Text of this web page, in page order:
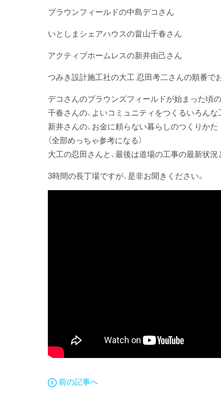
ブラウンフィールドの中島デコさん
いとしまシェアハウスの畠山千春さん
アクティブホームレスの新井由己さん
つみき設計施工社の大工 忍田考二さんの順番で
デコさんのブラウンズフィールドが始まった頃
千春さんの、よいコミュニティをつくるいろんな
新井さんの、お金に頼らない暮らしのつくりかた
（全部めっちゃ参考になる）
大工の忍田さんと、最後は道場の工事の最新状
3時間の長丁場ですが、是非お聞きください。
前の記事へ